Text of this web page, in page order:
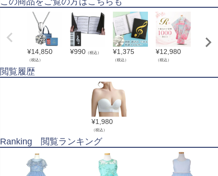
¥14,850
（税込）
¥990 （税込） ¥1,375
（税込）
¥12,980
（税込）
閲覧履歴
¥1,980
（税込）
Ranking 閲覧ランキング